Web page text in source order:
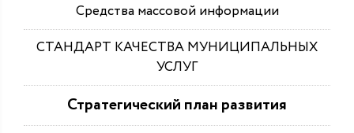
Средства массовой информации
СТАНДАРТ КАЧЕСТВА МУНИЦИПАЛЬНЫХ
УСЛУГ
Стратегический план развития